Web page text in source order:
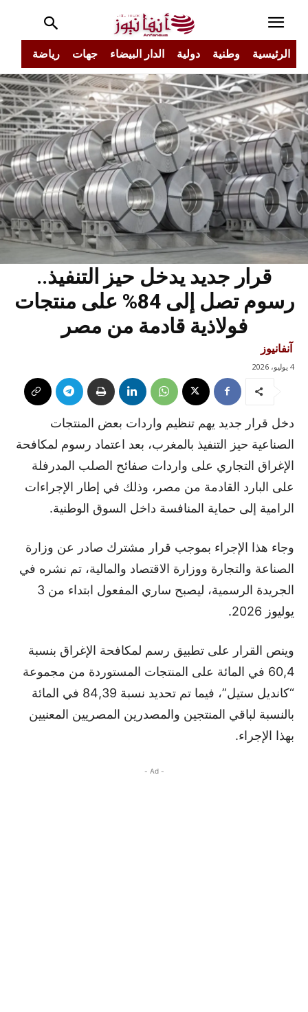
الرئيسية وطنية دولية الدار البيضاء جهات رياضة
قرار جديد يدخل حيز التنفيذ..
رسوم تصل إلى 84% على منتجات
فولاذية قادمة من مصر
آنفانيوز
4 يوليو، 2026
دخل قرار جديد يهم تنظيم واردات بعض المنتجات
الصناعية حيز التنفيذ بالمغرب، بعد اعتماد رسوم لمكافحة
الإغراق التجاري على واردات صفائح الصلب المدرفلة
على البارد القادمة من مصر، وذلك في إطار الإجراءات
الرامية إلى حماية المنافسة داخل السوق الوطنية.
وجاء هذا الإجراء بموجب قرار مشترك صادر عن وزارة
الصناعة والتجارة ووزارة الاقتصاد والمالية، تم نشره في
الجريدة الرسمية، ليصبح ساري المفعول ابتداء من 3
يوليوز 2026.
وينص القرار على تطبيق رسم لمكافحة الإغراق بنسبة
60,4 في المائة على المنتجات المستوردة من مجموعة
“كانديل ستيل”، فيما تم تحديد نسبة 84,39 في المائة
بالنسبة لباقي المنتجين والمصدرين المصريين المعنيين
بهذا الإجراء.
- Ad -